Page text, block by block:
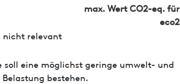
max. Wert CO2-eq. für
eco2
nicht relevant
soll eine möglichst geringe umwelt- und
bestehen.